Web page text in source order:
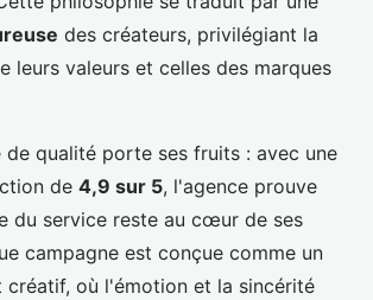
des créateurs, privilégiant la
leurs valeurs et celles des marques
de qualité porte ses fruits : avec une
de 4,9 sur 5, l'agence prouve
du service reste au cœur de ses
campagne est conçue comme un
où l'émotion et la sincérité